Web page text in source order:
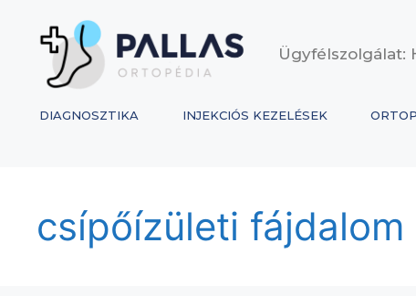
Ügyfélszolgálat:
DIAGNOSZTIKA INJEKCIÓS KEZELÉSEK
csípőízületi fájdalom